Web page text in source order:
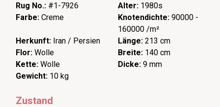
Rug No.: #1-7926 Alter: 1980s
Farbe: Creme Knotendichte: 90000 -
160000 /m²
Herkunft: Iran / Persien Länge: 213 cm
Flor: Wolle Breite: 140 cm
Kette: Wolle Dicke: 9 mm
Gewicht: 10 kg
Zustand